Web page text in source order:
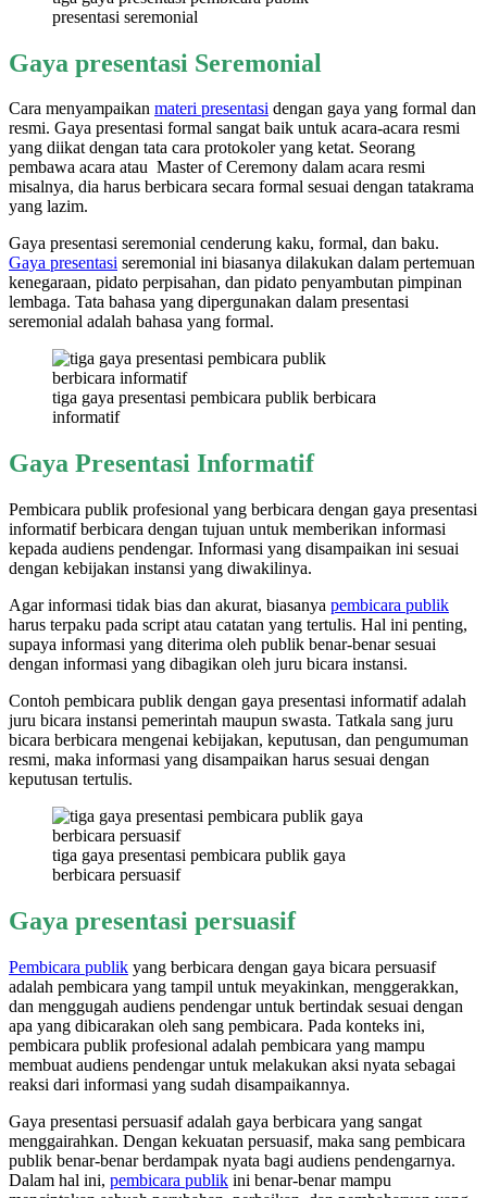
presentasi seremonial
Gaya presentasi Seremonial
Cara menyampaikan materi presentasi dengan gaya yang formal dan
resmi. Gaya presentasi formal sangat baik untuk acara-acara resmi
yang diikat dengan tata cara protokoler yang ketat. Seorang
pembawa acara atau Master of Ceremony dalam acara resmi
misalnya, dia harus berbicara secara formal sesuai dengan tatakrama
yang lazim.
Gaya presentasi seremonial cenderung kaku, formal, dan baku.
Gaya presentasi seremonial ini biasanya dilakukan dalam pertemuan
kenegaraan, pidato perpisahan, dan pidato penyambutan pimpinan
lembaga. Tata bahasa yang dipergunakan dalam presentasi
seremonial adalah bahasa yang formal.
tiga gaya presentasi pembicara publik berbicara
informatif
Gaya Presentasi Informatif
Pembicara publik profesional yang berbicara dengan gaya presentasi
informatif berbicara dengan tujuan untuk memberikan informasi
kepada audiens pendengar. Informasi yang disampaikan ini sesuai
dengan kebijakan instansi yang diwakilinya.
Agar informasi tidak bias dan akurat, biasanya pembicara publik
harus terpaku pada script atau catatan yang tertulis. Hal ini penting,
supaya informasi yang diterima oleh publik benar-benar sesuai
dengan informasi yang dibagikan oleh juru bicara instansi.
Contoh pembicara publik dengan gaya presentasi informatif adalah
juru bicara instansi pemerintah maupun swasta. Tatkala sang juru
bicara berbicara mengenai kebijakan, keputusan, dan pengumuman
resmi, maka informasi yang disampaikan harus sesuai dengan
keputusan tertulis.
tiga gaya presentasi pembicara publik gaya
berbicara persuasif
Gaya presentasi persuasif
Pembicara publik yang berbicara dengan gaya bicara persuasif
adalah pembicara yang tampil untuk meyakinkan, menggerakkan,
dan menggugah audiens pendengar untuk bertindak sesuai dengan
apa yang dibicarakan oleh sang pembicara. Pada konteks ini,
pembicara publik profesional adalah pembicara yang mampu
membuat audiens pendengar untuk melakukan aksi nyata sebagai
reaksi dari informasi yang sudah disampaikannya.
Gaya presentasi persuasif adalah gaya berbicara yang sangat
menggairahkan. Dengan kekuatan persuasif, maka sang pembicara
publik benar-benar berdampak nyata bagi audiens pendengarnya.
Dalam hal ini, pembicara publik ini benar-benar mampu